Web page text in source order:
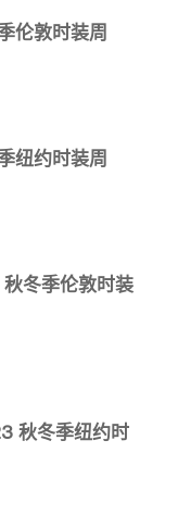
伦敦时装周
纽约时装周
冬季伦敦时装
秋冬季纽约时